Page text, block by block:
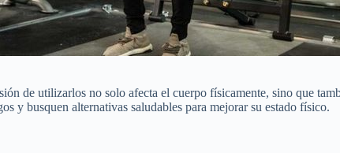
de utilizarlos no solo afecta el cuerpo físicamente, sino que
y busquen alternativas saludables para mejorar su estado físico.